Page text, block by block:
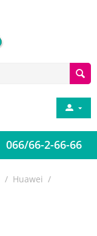
066/66-2-66-66
/ Huawei /